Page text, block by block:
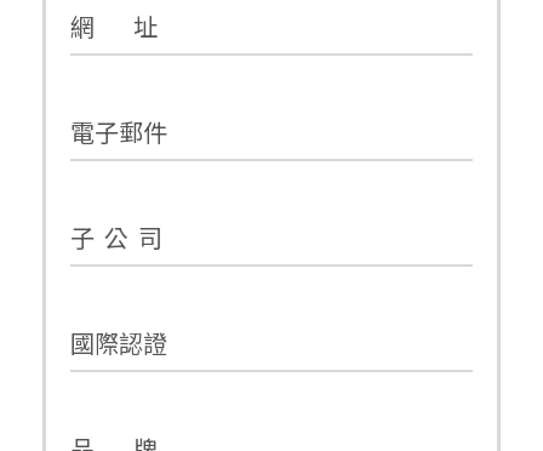
網 址
電子郵件
子 公 司
國際認證